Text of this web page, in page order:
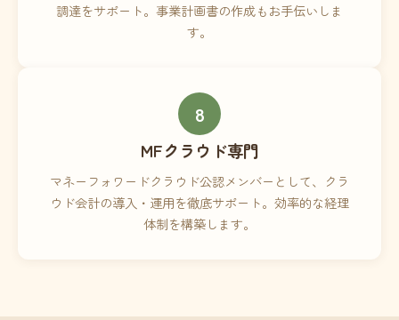
調達をサポート。事業計画書の作成もお手伝いしま
す。
8
MFクラウド専門
マネーフォワードクラウド公認メンバーとして、クラ
ウド会計の導入・運用を徹底サポート。効率的な経理
体制を構築します。